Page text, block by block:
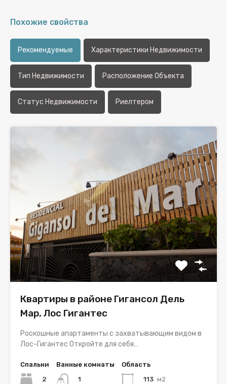
Похожие свойства
Рекомендуемые Характеристики Недвижимости
Тип Недвижимости Расположение Объекта
Статус Недвижимости Риелтером
Квартиры в районе Гигансол Дель
Мар, Лос Гигантес
Роскошные апартаменты с захватывающим видом в
Лос-Гигантес Откройте для себя…
Спальни
2
Ванные комнаты
1
Область
113 м2